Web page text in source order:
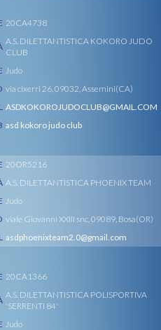
20CA4738
A.S. DILETTANTISTICA KOKORO JUDO
CLUB
Judo
via cixerri 26, 09032, Assemini(CA)
ASDKOKOROJUDOCLUB@GMAIL.COM
asd kokoro judo club
20OR5216
A.S. DILETTANTISTICA PHOENIX TEAM
Judo
viale Giovanni XXIII snc, 09089, Bosa(OR)
asdphoenixteam2.0@gmail.com
20CA1366
A.S. DILETTANTISTICA POLISPORTIVA
'SERRENTI 84'
Judo